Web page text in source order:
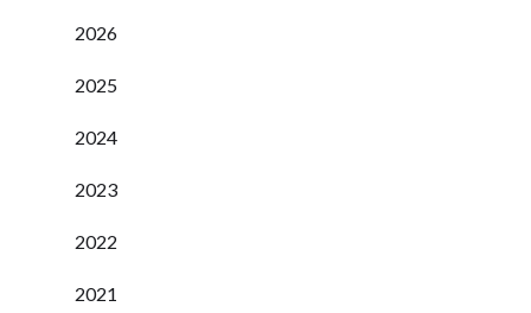
2026
2025
2024
2023
2022
2021